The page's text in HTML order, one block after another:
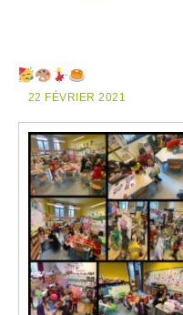
22 FÉVRIER 2021